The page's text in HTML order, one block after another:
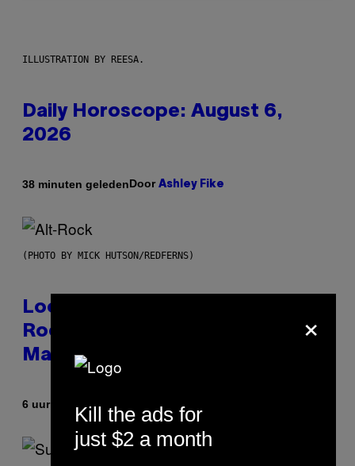
ILLUSTRATION BY REESA.
Daily Horoscope: August 6,
2026
38 minuten geledenDoor Ashley Fike
(PHOTO BY MICK HUTSON/REDFERNS)
Looking For the Perfect Alt-
Rock Mixtape for Your Boo? I
Made It for You Already
6 uur geledenDoor Lauren Boisvert
×
Kill the ads for
just $2 a month